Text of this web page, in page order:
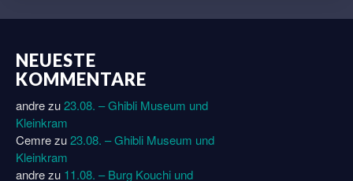
NEUESTE
KOMMENTARE
andrezu23.08. – Ghibli Museum und
Kleinkram
Cemrezu23.08. – Ghibli Museum und
Kleinkram
andrezu 11.08. – Burg Kouchi und